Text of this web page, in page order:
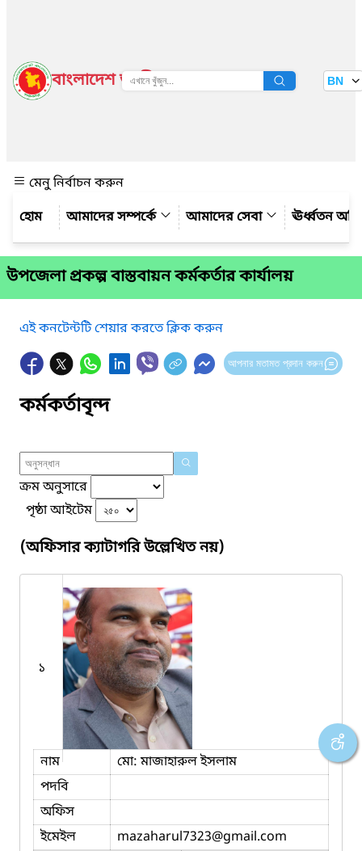
বাংলাদেশ জাতীয় তথ্য বাতায়ন BN
মেনু নির্বাচন করুন
আমাদের সম্পর্কে
আমাদের সেবা ঊর্ধ্বতন
উপজেলা প্রকল্প বাস্তবায়ন কর্মকর্তার কার্যালয়
এই কনটেন্টটি শেয়ার করতে ক্লিক করুন
আপনার মতামত প্রদান করুন
কর্মকর্তাবৃন্দ
ক্রম অনুসারে
পৃষ্ঠা আইটেম
(অফিসার ক্যাটাগরি উল্লেখিত নয়)
১
নাম
মো: মাজাহারুল ইসলাম
পদবি
অফিস
ইমেইল
mazaharul7323@gmail.com